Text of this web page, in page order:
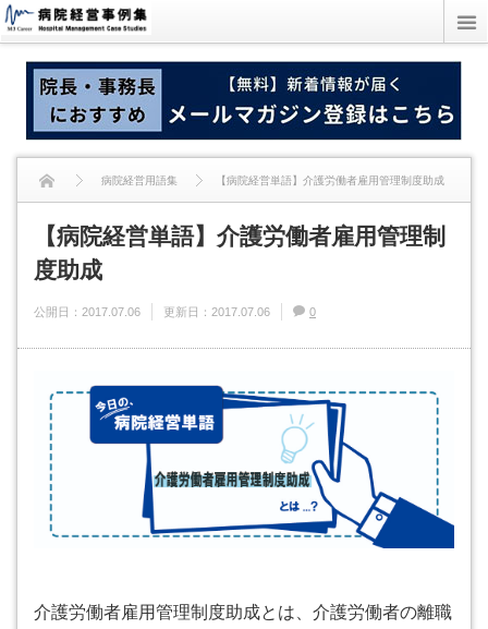
病院経営用語集 【病院経営単語】介護労働者雇用管理制度助成
【病院経営単語】介護労働者雇用管理制
度助成
公開日： 2017.07.06 更新日： 2017.07.06 0
介護労働者雇用管理制度助成とは、介護労働者の離職